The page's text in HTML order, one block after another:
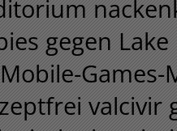
gegen
valcivir